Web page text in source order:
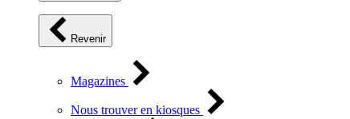
Revenir
Magazines
Nous trouver en kiosques